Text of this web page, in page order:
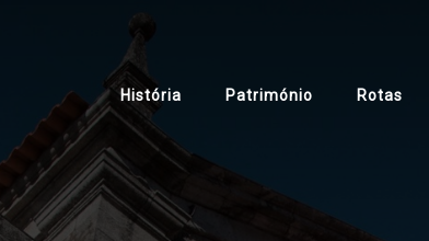
Main
navigation
História Património Rotas